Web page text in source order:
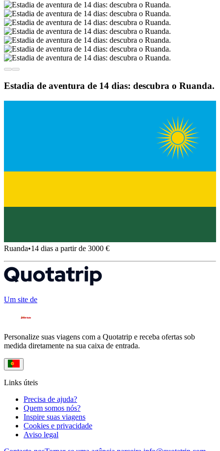
Estadia de aventura de 14 dias: descubra o Ruanda.
Ruanda•14 dias a partir de 3000 €
Um site de
Personalize suas viagens com a Quotatrip e receba ofertas sob
medida diretamente na sua caixa de entrada.
Links úteis
Precisa de ajuda?
Quem somos nós?
Inspire suas viagens
Cookies e privacidade
Aviso legal